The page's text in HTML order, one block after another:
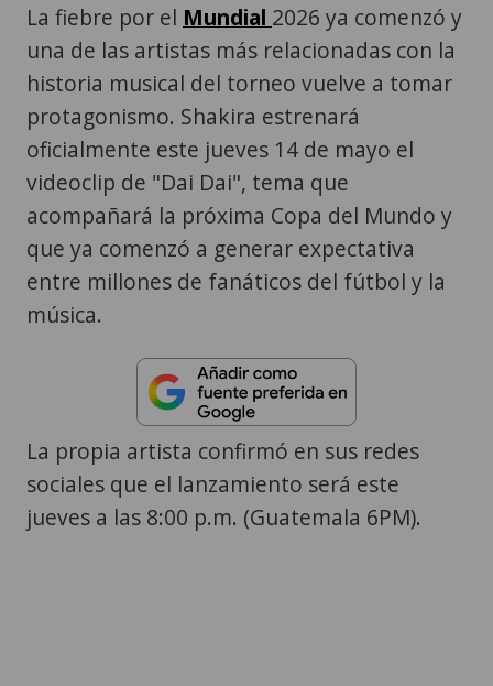
La fiebre por el Mundial 2026 ya comenzó y
una de las artistas más relacionadas con la
historia musical del torneo vuelve a tomar
protagonismo. Shakira estrenará
oficialmente este jueves 14 de mayo el
videoclip de "Dai Dai", tema que
acompañará la próxima Copa del Mundo y
que ya comenzó a generar expectativa
entre millones de fanáticos del fútbol y la
música.
La propia artista confirmó en sus redes
sociales que el lanzamiento será este
jueves a las 8:00 p.m. (Guatemala 6PM).